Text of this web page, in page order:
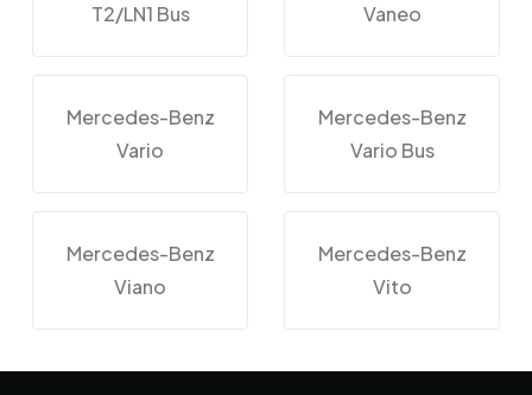
T2/LN1 Bus
Vaneo
Mercedes-Benz
Vario
Mercedes-Benz
Vario Bus
Mercedes-Benz
Viano
Mercedes-Benz
Vito